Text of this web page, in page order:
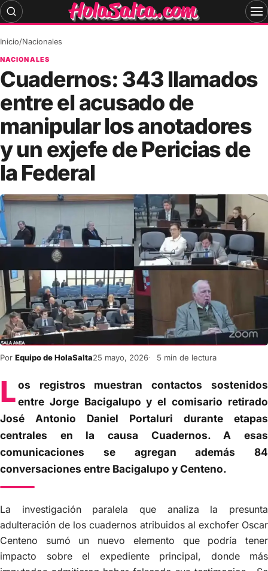
Skip
to
Inicio/Nacionales
NACIONALES
Cuadernos: 343 llamados
entre el acusado de
manipular los anotadores
y un exjefe de Pericias de
la Federal
Por Equipo de HolaSalta25 mayo, 2026 5 min de lectura
Los registros muestran contactos sostenidos
entre Jorge Bacigalupo y el comisario retirado
José Antonio Daniel Portaluri durante etapas
centrales en la causa Cuadernos. A esas
comunicaciones se agregan además 84
conversaciones entre Bacigalupo y Centeno.
La investigación paralela que analiza la presunta
adulteración de los cuadernos atribuidos al exchofer Oscar
Centeno sumó un nuevo elemento que podría tener
impacto sobre el expediente principal, donde más